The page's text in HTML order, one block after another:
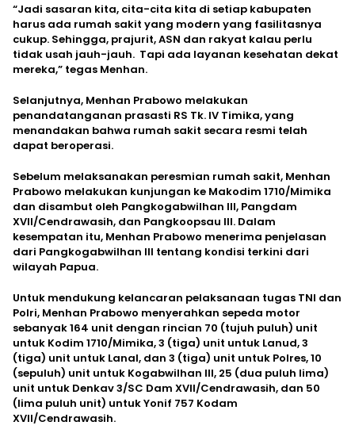
“Jadi sasaran kita, cita-cita kita di setiap kabupaten
harus ada rumah sakit yang modern yang fasilitasnya
cukup. Sehingga, prajurit, ASN dan rakyat kalau perlu
tidak usah jauh-jauh. Tapi ada layanan kesehatan dekat
mereka,” tegas Menhan.
Selanjutnya, Menhan Prabowo melakukan
penandatanganan prasasti RS Tk. IV Timika, yang
menandakan bahwa rumah sakit secara resmi telah
dapat beroperasi.
Sebelum melaksanakan peresmian rumah sakit, Menhan
Prabowo melakukan kunjungan ke Makodim 1710/Mimika
dan disambut oleh Pangkogabwilhan III, Pangdam
XVII/Cendrawasih, dan Pangkoopsau III. Dalam
kesempatan itu, Menhan Prabowo menerima penjelasan
dari Pangkogabwilhan III tentang kondisi terkini dari
wilayah Papua.
Untuk mendukung kelancaran pelaksanaan tugas TNI dan
Polri, Menhan Prabowo menyerahkan sepeda motor
sebanyak 164 unit dengan rincian 70 (tujuh puluh) unit
untuk Kodim 1710/Mimika, 3 (tiga) unit untuk Lanud, 3
(tiga) unit untuk Lanal, dan 3 (tiga) unit untuk Polres, 10
(sepuluh) unit untuk Kogabwilhan III, 25 (dua puluh lima)
unit untuk Denkav 3/SC Dam XVII/Cendrawasih, dan 50
(lima puluh unit) untuk Yonif 757 Kodam
XVII/Cendrawasih.